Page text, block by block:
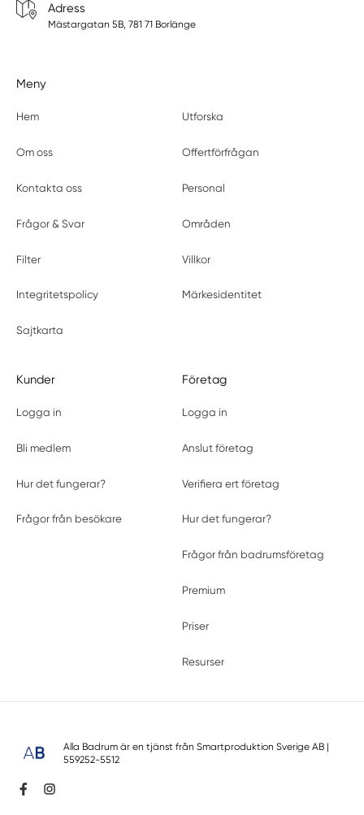
Adress
Mästargatan 5B, 781 71 Borlänge
Meny
Hem Utforska
Om oss Offertförfrågan
Kontakta oss Personal
Frågor & Svar Områden
Filter Villkor
Integritetspolicy Märkesidentitet
Sajtkarta
Kunder
Logga in
Bli medlem
Hur det fungerar?
Frågor från besökare
Företag
Logga in
Anslut företag
Verifiera ert företag
Hur det fungerar?
Frågor från badrumsföretag
Premium
Priser
Resurser
Alla Badrum är en tjänst från Smartproduktion Sverige AB|
559252-5512